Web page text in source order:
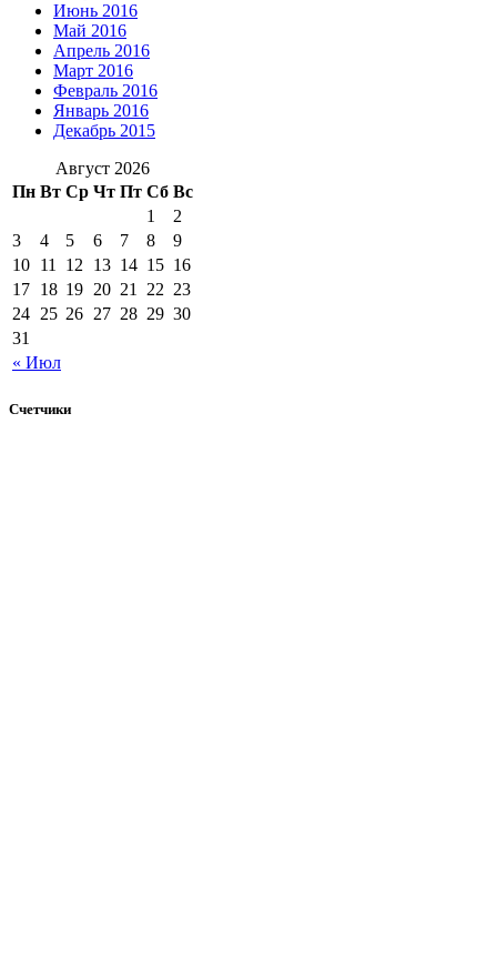
Июнь 2016
Май 2016
Апрель 2016
Март 2016
Февраль 2016
Январь 2016
Декабрь 2015
Август 2026
Пн Вт Ср Чт Пт Сб Вс
« Июл
1
2
3
4 5 6 7 8
9
10 11 12 13 14 15 16
17 18 19 20 21 22 23
24 25 26 27 28 29 30
31
Счетчики